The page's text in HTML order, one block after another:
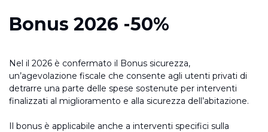
Bonus 2026 -50%
Nel il 2026 è confermato il Bonus sicurezza,
un’agevolazione fiscale che consente agli utenti privati di
detrarre una parte delle spese sostenute per interventi
finalizzati al miglioramento e alla sicurezza dell’abitazione.
Il bonus è applicabile anche a interventi specifici sulla